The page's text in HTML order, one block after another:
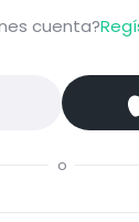
cuenta?
o